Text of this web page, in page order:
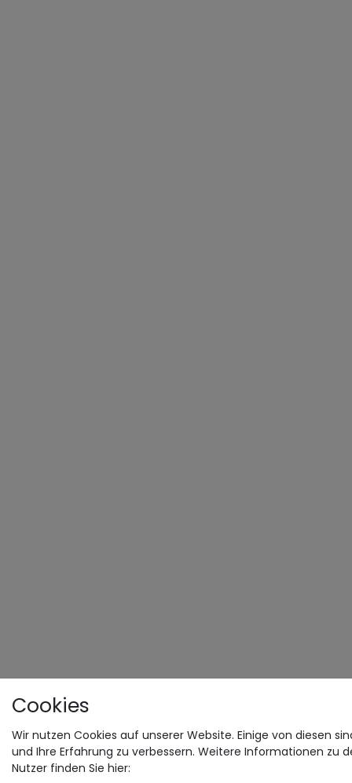
Cookies
Wir nutzen Cookies auf unserer Website. Einige von diesen
und Ihre Erfahrung zu verbessern. Weitere Informationen zu
Nutzer finden Sie hier: